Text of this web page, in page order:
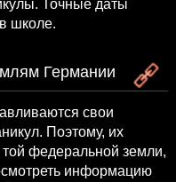
Точные даты
школе.
Германии
свои
Поэтому, их
федеральной земли,
информацию